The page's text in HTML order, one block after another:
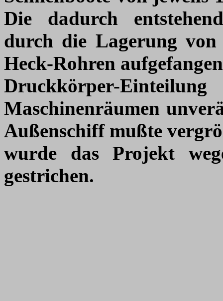
Die dadurch
durch die Lagerung
Heck-Rohren
Druckkörper-
Maschinenräumen
Außenschiff mußte
wurde das Projekt
gestrichen.